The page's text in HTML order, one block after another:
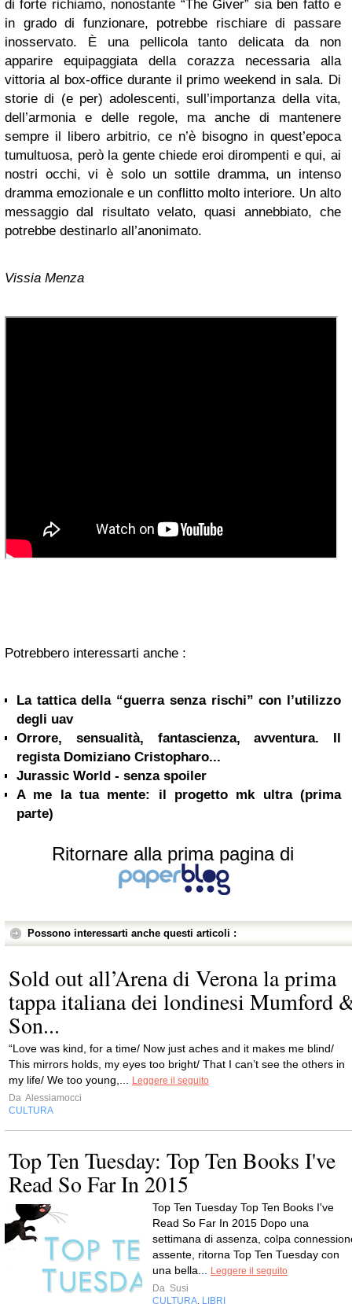
di forte richiamo, nonostante “The Giver” sia ben fatto e
in grado di funzionare, potrebbe rischiare di passare
inosservato. È una pellicola tanto delicata da non
apparire equipaggiata della corazza necessaria alla
vittoria al box-office durante il primo weekend in sala. Di
storie di (e per) adolescenti, sull’importanza della vita,
dell’armonia e delle regole, ma anche di mantenere
sempre il libero arbitrio, ce n’è bisogno in quest’epoca
tumultuosa, però la gente chiede eroi dirompenti e qui, ai
nostri occhi, vi è solo un sottile dramma, un intenso
dramma emozionale e un conflitto molto interiore. Un alto
messaggio dal risultato velato, quasi annebbiato, che
potrebbe destinarlo all’anonimato.
Vissia Menza
Potrebbero interessarti anche :
La tattica della “guerra senza rischi” con l’utilizzo
degli uav
Orrore, sensualità, fantascienza, avventura. Il
regista Domiziano Cristopharo...
Jurassic World - senza spoiler
A me la tua mente: il progetto mk ultra (prima
parte)
Ritornare alla prima pagina di
Possono interessarti anche questi articoli :
Sold out all’Arena di Verona la prima
tappa italiana dei londinesi Mumford
Son...
“Love was kind, for a time/ Now just aches and it makes me blind/
This mirrors holds, my eyes too bright/ That I can’t see the others in
my life/ We too young,... Leggere il seguito
Da Alessiamocci
CULTURA
Top Ten Tuesday: Top Ten Books I've
Read So Far In 2015
Top Ten Tuesday Top Ten Books I've
Read So Far In 2015 Dopo una
settimana di assenza, colpa
assente, ritorna Top Ten Tuesday con
una bella... Leggere il seguito
Da Susi
CULTURA, LIBRI